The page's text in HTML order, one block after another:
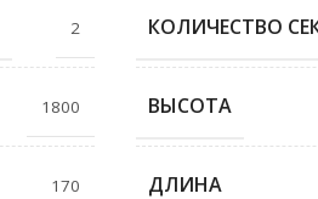
2
1800
170
КОЛИЧЕСТВО
ВЫСОТА
ДЛИНА